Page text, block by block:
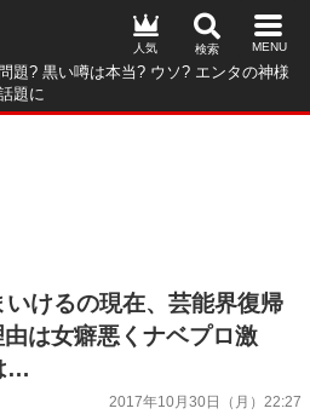
題? 黒い噂は本当? ウソ? エンタの神様
題に
人気
けるの現在、芸能界復帰
は女癖悪くナベプロ激
…
2017年10月30日（月）22:27